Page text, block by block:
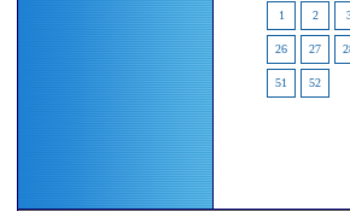
1 2
26 27
51 52